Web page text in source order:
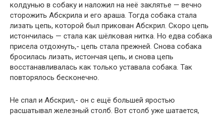
колдунью в собаку и наложил на неё заклятье — вечно
сторожить Абскрила и его араша. Тогда собака стала
лизать цепь, которой был прикован Абскрил. Скоро цепь
истончилась — стала как шёлковая нитка. Но едва собака
присела отдохнуть,- цепь стала прежней. Снова собака
бросилась лизать, истончая цепь, и снова цепь
восстанавливалась как только уставала собака. Так
повторялось бесконечно.
Не спал и Абскрил,- он с ещё большей яростью
расшатывал железный столб. Вот столб уже шатается,